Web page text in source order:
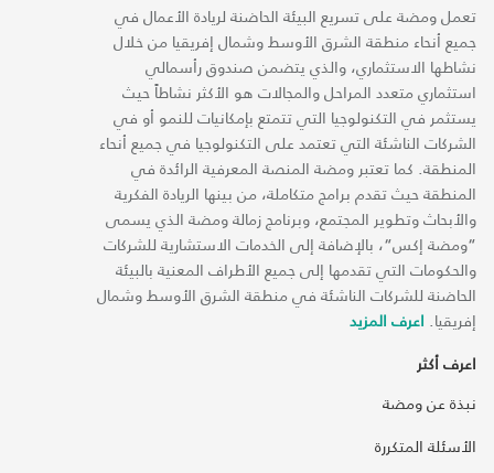
تعمل ومضة على تسريع البيئة الحاضنة لريادة الأعمال في
جميع أنحاء منطقة الشرق الأوسط وشمال إفريقيا من خلال
نشاطها الاستثماري، والذي يتضمن صندوق رأسمالي
استثماري متعدد المراحل والمجالات هو الأكثر نشاطاً حيث
يستثمر في التكنولوجيا التي تتمتع بإمكانيات للنمو أو في
الشركات الناشئة التي تعتمد على التكنولوجيا في جميع أنحاء
المنطقة. كما تعتبر ومضة المنصة المعرفية الرائدة في
المنطقة حيث تقدم برامج متكاملة، من بينها الريادة الفكرية
والأبحاث وتطوير المجتمع، وبرنامج زمالة ومضة الذي يسمى
“ومضة إكس“، بالإضافة إلى الخدمات الاستشارية للشركات
والحكومات التي تقدمها إلى جميع الأطراف المعنية بالبيئة
الحاضنة للشركات الناشئة في منطقة الشرق الأوسط وشمال
إفريقيا. اعرف المزيد
اعرف أكثر
نبذة عن ومضة
الأسئلة المتكررة